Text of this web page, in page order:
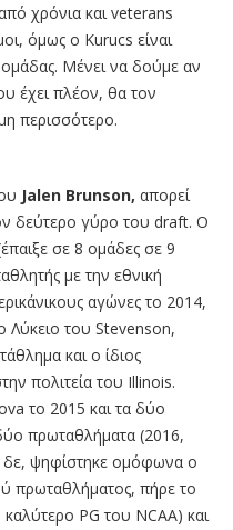
χρόνια και veterans
όμως ο Kurucs είναι
Mένει να δούμε αν
έχει πλέον, θα τον
περισσότερο.
Jalen Brunson, απορεί
δεύτερο γύρο του draft. O
σε 8 ομάδες σε 9
με την εθνική
αγώνες το 2014,
Λύκειο του Stevenson,
και ο ίδιος
πολιτεία του Illinois.
το 2015 και τα δύο
πρωταθλήματα (2016,
δε, ψηφίστηκε ομόφωνα ο
πρωταθλήματος, πήρε το
PG του NCAA) και